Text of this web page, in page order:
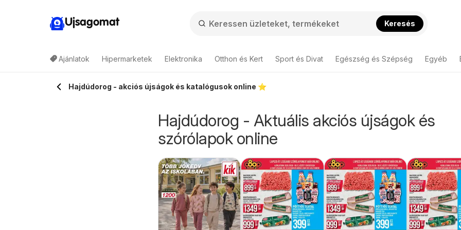
Ujsagomat Keresés
Ajánlatok Hipermarketek Elektronika Otthon és Kert Sport és Divat Egészség és Szépség Egyéb
Hajdúdorog - akciós újságok és katalógusok online ⭐️
Hajdúdorog - Aktuális akciós újságok és
szórólapok online